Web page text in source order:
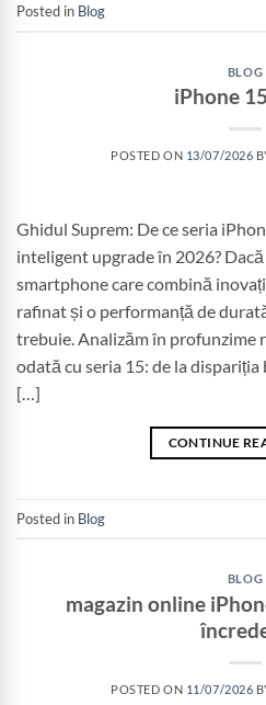
Posted in Blog
BLOG
iPhone
POSTED ON 13/07/2026
Ghidul Suprem: De ce seria
inteligent upgrade în 2026?
smartphone care combină
rafinat și o performanță de
trebuie. Analizăm în profunzime
odată cu seria 15: de la
[…]
CONTINUE
Posted in Blog
BLOG
magazin online
POSTED ON 11/07/2026